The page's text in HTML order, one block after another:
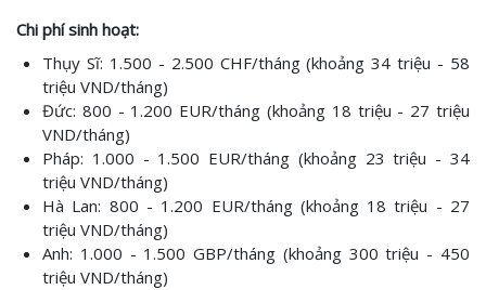
Chi phí sinh hoạt:
Thụy Sĩ: 1.500 - 2.500 CHF/tháng (khoảng 34 triệu - 58
triệu VND/tháng)
Đức: 800 - 1.200 EUR/tháng (khoảng 18 triệu - 27 triệu
VND/tháng)
Pháp: 1.000 - 1.500 EUR/tháng (khoảng 23 triệu - 34
triệu VND/tháng)
Hà Lan: 800 - 1.200 EUR/tháng (khoảng 18 triệu - 27
triệu VND/tháng)
Anh: 1.000 - 1.500 GBP/tháng (khoảng 300 triệu - 450
triệu VND/tháng)